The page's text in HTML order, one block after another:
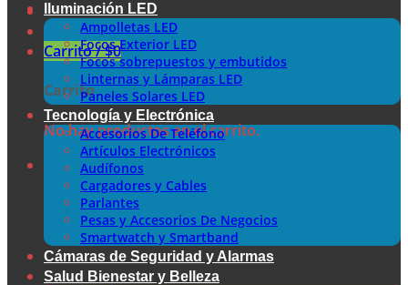
Carrito /$0
Carrito
No hay productos en el carrito.
Iluminación LED
Ampolletas LED
Focos Exterior LED
Focos sobrepuestos y embutidos
Linternas y Lámparas LED
Paneles Solares LED
Tecnología y Electrónica
Accesorios De Teléfono
Artículos Electrónicos
Audífonos
Cargadores y Cables
Parlantes
Pesas y Accesorios De Negocios
Smartwatch y Smartband
Cámaras de Seguridad y Alarmas
Salud Bienestar y Belleza